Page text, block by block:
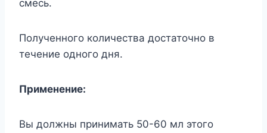
смесь.
Полученного количества достаточно в
течение одного дня.
Применение:
Вы должны принимать 50-60 мл этого